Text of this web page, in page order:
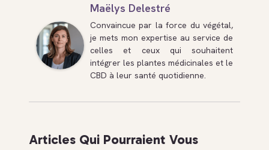
Maëlys Delestré
Convaincue par la force du végétal,
je mets mon expertise au service de
celles et ceux qui souhaitent
intégrer les plantes médicinales et le
CBD à leur santé quotidienne.
Articles Qui Pourraient Vous